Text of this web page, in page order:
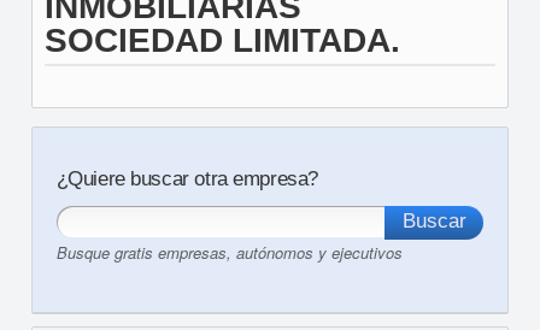
SOCIEDAD LIMITADA.
¿Quiere buscar otra empresa?
Busque gratis empresas, autónomos y ejecutivos